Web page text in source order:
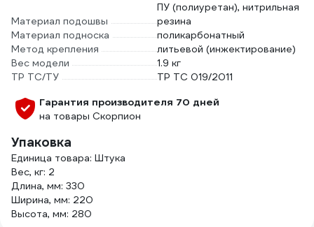
Материал подошвы
ПУ (полиуретан), нитрильная
резина
Материал подноска
поликарбонатный
Метод крепления
литьевой (инжектирование)
Вес модели
1.9 кг
ТР ТС/ТУ
ТР ТС 019/2011
Гарантия производителя 70 дней
на товары Скорпион
Упаковка
Единица товара: Штука
Вес, кг: 2
Длина, мм: 330
Ширина, мм: 220
Высота, мм: 280